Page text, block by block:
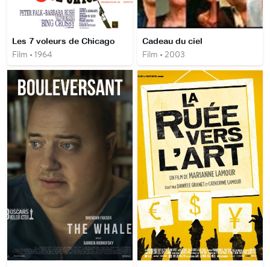
Les 7 voleurs de Chicago
Film • 1964
Cadeau du ciel
Film • 2003